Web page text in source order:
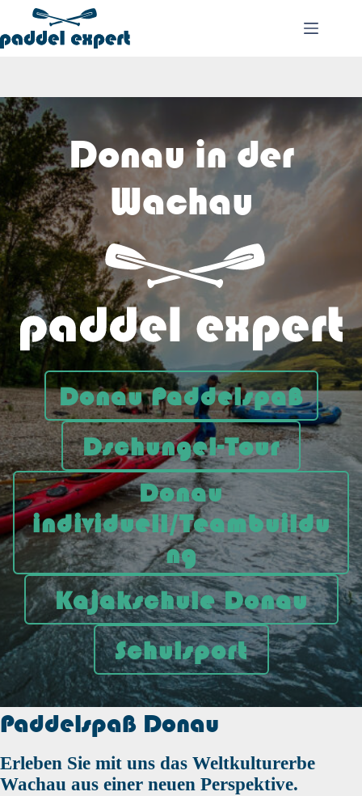
springen
Donau in der
Wachau
Donau Paddelspaß
Dschungel-Tour
Donau
individuell/Teambuildu
ng
Kajakschule Donau
Schulsport
Paddelspaß Donau
Erleben Sie mit uns das Weltkulturerbe
Wachau aus einer neuen Perspektive.